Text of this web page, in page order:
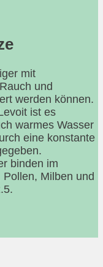
mit
und
werden können.
ist es
warmes Wasser
eine konstante
binden im
Milben und